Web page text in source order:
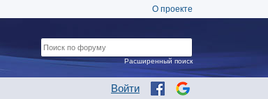
О проекте
Войти
Расширенный поиск